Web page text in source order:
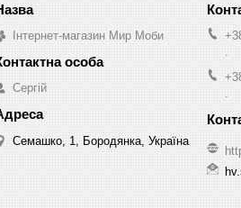
Інтернет-магазин Мир Моби
Сергій
Семашко, 1, Бородянка, Україна